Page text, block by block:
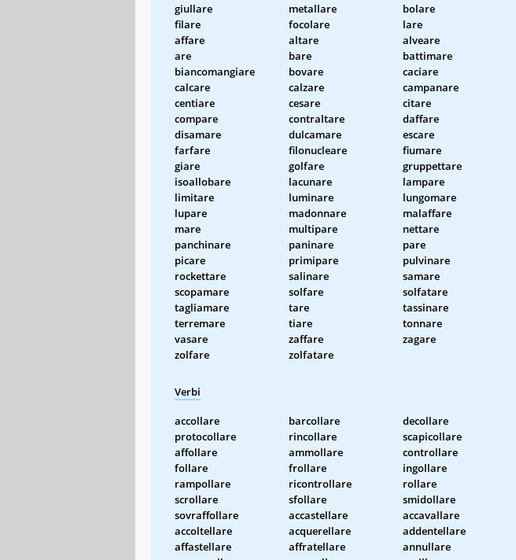
giullare metallare bolare
filare
focolare lare
affare
altare alveare
are
bare battimare
biancomangiare
bovare caciare
calcare
calzare campanare
centiare
cesare citare
compare
contraltare daffare
disamare
dulcamare escare
farfare
filonucleare fiumare
giare
golfare gruppettare
isoallobare
lacunare lampare
limitare
luminare lungomare
lupare
madonnare malaffare
mare
multipare nettare
panchinare
paninare pare
picare
primipare pulvinare
rockettare
salinare samare
scopamare
solfare solfatare
tagliamare
tare tassinare
terremare
tiare tonnare
vasare
zaffare zagare
zolfare
zolfatare
Verbi
accollare barcollare decollare
protocollare
rincollare scapicollare
affollare
ammollare controllare
follare
frollare ingollare
rampollare
ricontrollare rollare
scrollare
sfollare smidollare
sovraffollare
accastellare accavallare
accoltellare
acquerellare addentellare
affastellare
affratellare annullare